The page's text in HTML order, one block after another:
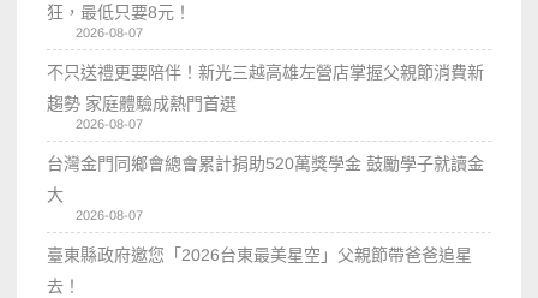
狂，最低只要8元！
2026-08-07
不只送禮更要陪伴！新光三越高雄左營店掌握父親節消費新
趨勢 家庭體驗成熱門首選
2026-08-07
台灣金門同鄉會總會累計捐助520萬獎學金 鼓勵學子就讀金
大
2026-08-07
臺東縣政府邀您「2026台東最美星空」父親節帶爸爸追星
去！